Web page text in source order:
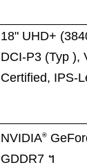
18" UHD+
DCI-P3 (Typ ),
Certified, IPS-
NVIDIA®
GDDR7 ។